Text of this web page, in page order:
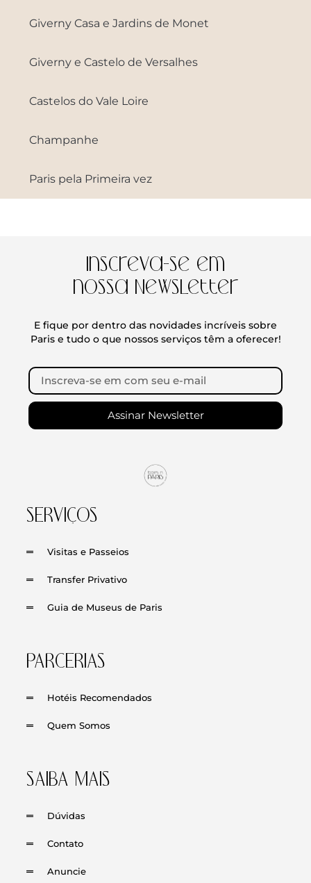
Giverny Casa e Jardins de Monet
Giverny e Castelo de Versalhes
Castelos do Vale Loire
Champanhe
Paris pela Primeira vez
Inscreva-se em
nossa Newsletter
E fique por dentro das novidades incríveis sobre
Paris e tudo o que nossos serviços têm a oferecer!
Assinar Newsletter
SERVIÇOS
Visitas e Passeios
Transfer Privativo
Guia de Museus de Paris
PARCERIAS
Hotéis Recomendados
Quem Somos
SAIBA MAIS
Dúvidas
Contato
Anuncie